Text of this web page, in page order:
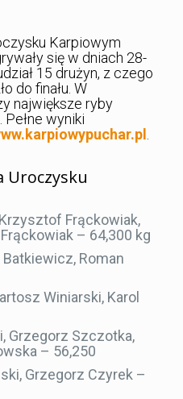
Karpiowym
się w dniach 28-
15 drużyn, z czego
do finału. W
największe ryby
Pełne wyniki
Uroczysku
Frąckowiak,
– 64,300 kg
Roman
Winiarski, Karol
Grzegorz Szczotka,
– 56,250
Grzegorz Czyrek –